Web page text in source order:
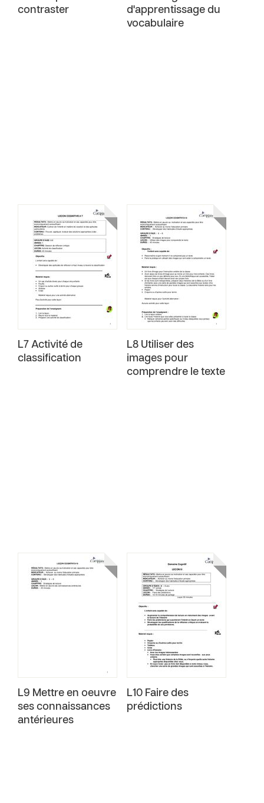
contraster
d'apprentissage du
vocabulaire
L7 Activité de
classification
L8 Utiliser des
images pour
comprendre le texte
L9 Mettre en oeuvre
ses connaissances
antérieures
L10 Faire des
prédictions